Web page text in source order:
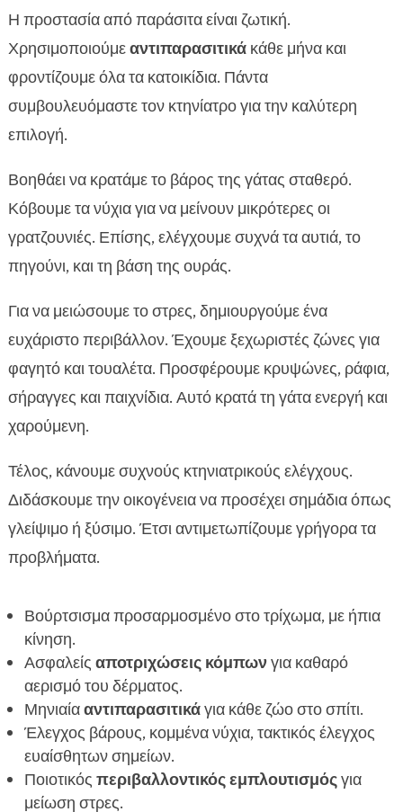
Η προστασία από παράσιτα είναι ζωτική.
Χρησιμοποιούμεαντιπαρασιτικάκάθε μήνα και
φροντίζουμε όλα τα κατοικίδια. Πάντα
συμβουλευόμαστε τον κτηνίατρο για την καλύτερη
επιλογή.
Βοηθάει να κρατάμε το βάρος της γάτας σταθερό.
Κόβουμε τα νύχια για να μείνουν μικρότερες οι
γρατζουνιές. Επίσης, ελέγχουμε συχνά τα αυτιά, το
πηγούνι, και τη βάση της ουράς.
Για να μειώσουμε το στρες, δημιουργούμε ένα
ευχάριστο περιβάλλον. Έχουμε ξεχωριστές ζώνες για
φαγητό και τουαλέτα. Προσφέρουμε κρυψώνες, ράφια,
σήραγγες και παιχνίδια. Αυτό κρατά τη γάτα ενεργή και
χαρούμενη.
Τέλος, κάνουμε συχνούς κτηνιατρικούς ελέγχους.
Διδάσκουμε την οικογένεια να προσέχει σημάδια όπως
γλείψιμο ή ξύσιμο. Έτσι αντιμετωπίζουμε γρήγορα τα
προβλήματα.
Βούρτσισμα προσαρμοσμένο στο τρίχωμα, με ήπια
κίνηση.
Ασφαλείς αποτριχώσεις κόμπωνγια καθαρό
αερισμό του δέρματος.
Μηνιαίααντιπαρασιτικάγια κάθε ζώο στο σπίτι.
Έλεγχος βάρους, κομμένα νύχια, τακτικός έλεγχος
ευαίσθητων σημείων.
Ποιοτικός περιβαλλοντικός εμπλουτισμόςγια
μείωση στρες.